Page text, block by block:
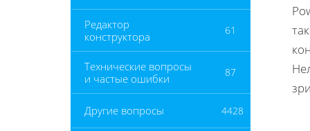
Редактор
конструктора
61
Технические вопросы
и частые ошибки
87
Другие вопросы 4428